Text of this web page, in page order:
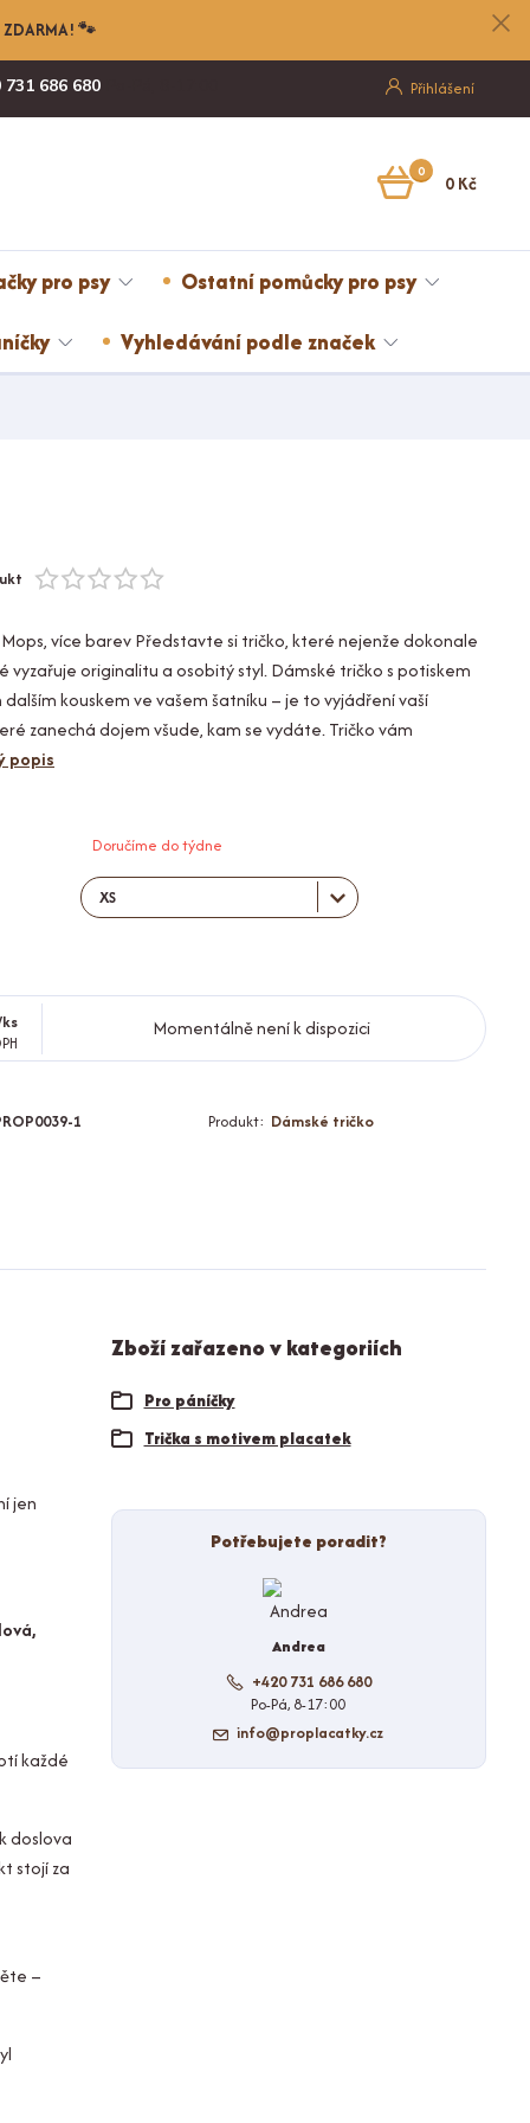
🐾
Přihlášení
731 686 680
0 0 Kč
pro psy Ostatní pomůcky pro psy
Vyhledávání podle značek
více barev Představte si tričko, které nejenže dokonale
vyzařuje originalitu a osobitý styl. Dámské tričko s potiskem
dalším kouskem ve vašem šatníku – je to vyjádření vaší
zanechá dojem všude, kam se vydáte. Tričko vám
popis
Doručíme do týdne
ks
Momentálně není k dispozici
1 Produkt: Dámské tričko
jen
každé
doslova
stojí za
–
Zboží zařazeno v kategoriích
Pro páníčky
Trička s motivem placatek
Potřebujete poradit?
Andrea
+420 731 686 680
Po-Pá, 8-17:00
info@proplacatky.cz